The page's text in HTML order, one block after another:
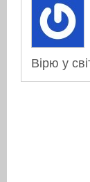
Вірю у